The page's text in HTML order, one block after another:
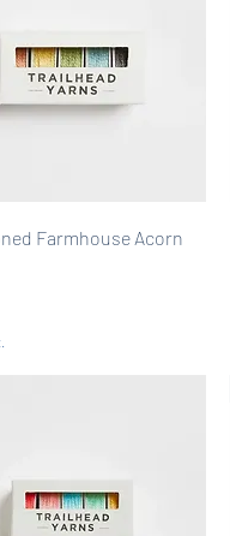
Schnellansicht
Farmhouse Acorn